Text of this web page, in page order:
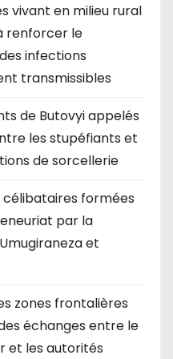
vivant en milieu rural
renforcer le
infections
transmissibles
de Butovyi appelés
les stupéfiants et
de sorcellerie
célibataires formées
par la
et
zones frontalières
échanges entre le
et les autorités